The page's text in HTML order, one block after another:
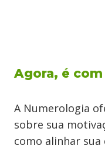
Agora, é
A Numerologia
sobre sua
como alinhar sua